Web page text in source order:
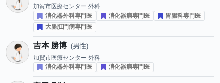
加賀市医療センター 外科
消化器外科専門医
消化器病専門医
胃腸科専門医
大腸肛門病専門医
吉本 勝博 男性
加賀市医療センター 外科
消化器外科専門医
消化器病専門医